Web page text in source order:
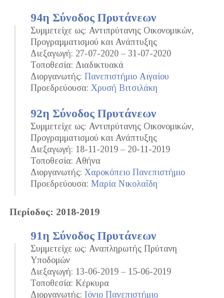
94η Σύνοδος Πρυτάνεων
Συμμετείχε ως: Αντιπρύτανης Οικονομικών,
Προγραμματισμού και Ανάπτυξης
Διεξαγωγή: 27-07-2020 – 31-07-2020
Τοποθεσία: Διαδικτυακά
Διοργανωτής: Πανεπιστήμιο Αιγαίου
Προεδρεύουσα: Χρυσή Βιτσιλάκη
92η Σύνοδος Πρυτάνεων
Συμμετείχε ως: Αντιπρύτανης Οικονομικών,
Προγραμματισμού και Ανάπτυξης
Διεξαγωγή: 18-11-2019 – 20-11-2019
Τοποθεσία: Αθήνα
Διοργανωτής: Χαροκόπειο Πανεπιστήμιο
Προεδρεύουσα: Μαρία Νικολαΐδη
Περίοδος: 2018-2019
91η Σύνοδος Πρυτάνεων
Συμμετείχε ως: Αναπληρωτής Πρύτανη
Υποδομών
Διεξαγωγή: 13-06-2019 – 15-06-2019
Τοποθεσία: Κέρκυρα
Διοργανωτής: Ιόνιο Πανεπιστήμιο